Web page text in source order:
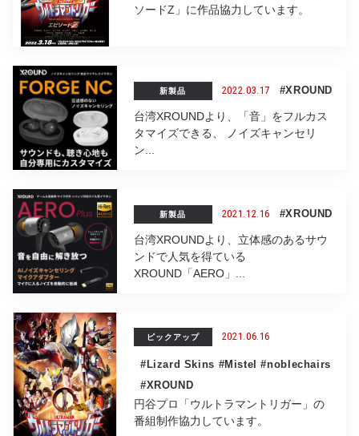
ソードZ」に作品協力しています。
新製品 2022.03.17 #XROUND
台湾XROUNDより、「音」をフルカス
タマイズできる、 ノイズキャンセリ
ン...
新製品 2021.12.16 #XROUND
台湾XROUNDより、立体感のあるサウ
ンドで人気を得ている
XROUND「AERO」...
ピックアップ 2021.06.16
#Lizard Skins #Mistel#noblechairs
#XROUND
円谷プロ「ウルトラマントリガー」の
番組制作協力しています。